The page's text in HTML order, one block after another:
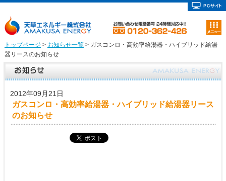
トップページ > お知らせ一覧> ガスコンロ・高効率給湯器・ハイブリッド給湯
器リースのお知らせ
2012年09月21日
ガスコンロ・高効率給湯器・ハイブリッド給湯器リース
のお知らせ